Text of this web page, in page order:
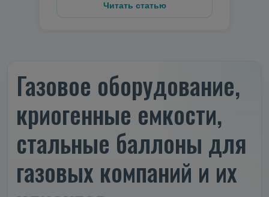
Читать статью
Газовое оборудование,
криогенные емкости,
стальные баллоны для
газовых компаний и их